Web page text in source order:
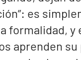
es
formalidad, y
aprenden